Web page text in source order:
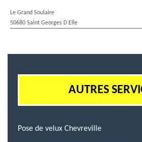
Le Grand Soulaire
50680 Saint Georges D Elle
AUTRES
Pose de velux Chevreville